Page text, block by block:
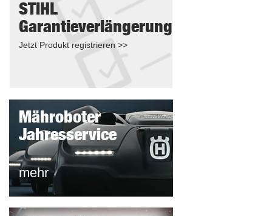
STIHL
Garantieverlängerung
Jetzt Produkt registrieren >>
Mähroboter
Jahresservice
mehr